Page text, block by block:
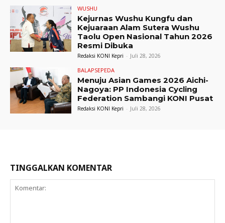
WUSHU
Kejurnas Wushu Kungfu dan
Kejuaraan Alam Sutera Wushu
Taolu Open Nasional Tahun 2026
Resmi Dibuka
Redaksi KONI Kepri - Juli 28, 2026
BALAPSEPEDA
Menuju Asian Games 2026 Aichi-
Nagoya: PP Indonesia Cycling
Federation Sambangi KONI Pusat
Redaksi KONI Kepri - Juli 28, 2026
TINGGALKAN KOMENTAR